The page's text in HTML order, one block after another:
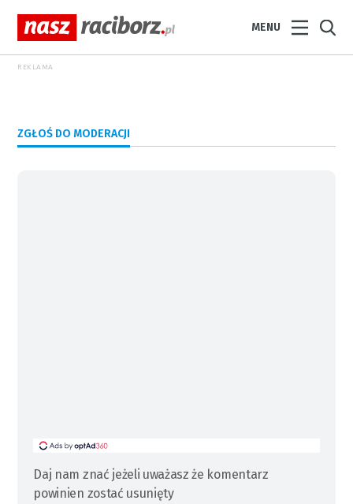
MENU
REKLAMA
ZGŁOŚ DO MODERACJI
Daj nam znać jeżeli uważasz że komentarz
powinien zostać usunięty